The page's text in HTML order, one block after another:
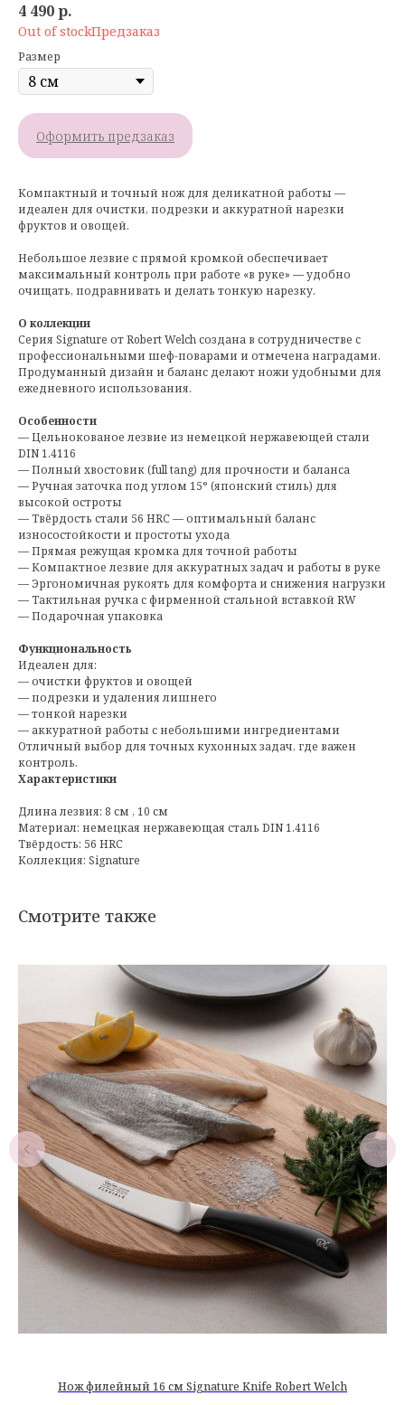
4 490р.
Out of stock
Размер
Оформить предзаказ
Компактный и точный нож для деликатной работы —
идеален для очистки, подрезки и аккуратной нарезки
фруктов и овощей.
Небольшое лезвие с прямой кромкой обеспечивает
максимальный контроль при работе «в руке» — удобно
очищать, подравнивать и делать тонкую нарезку.
О коллекции
Серия Signature от Robert Welch создана в сотрудничестве с
профессиональными шеф-поварами и отмечена наградами.
Продуманный дизайн и баланс делают ножи удобными для
ежедневного использования.
Особенности
— Цельнокованое лезвие из немецкой нержавеющей стали
DIN 1.4116
— Полный хвостовик (full tang) для прочности и баланса
— Ручная заточка под углом 15° (японский стиль) для
высокой остроты
— Твёрдость стали 56 HRC — оптимальный баланс
износостойкости и простоты ухода
— Прямая режущая кромка для точной работы
— Компактное лезвие для аккуратных задач и работы в руке
— Эргономичная рукоять для комфорта и снижения нагрузки
— Тактильная ручка с фирменной стальной вставкой RW
— Подарочная упаковка
Функциональность
Идеален для:
— очистки фруктов и овощей
— подрезки и удаления лишнего
— тонкой нарезки
— аккуратной работы с небольшими ингредиентами
Отличный выбор для точных кухонных задач, где важен
контроль.
Характеристики
Длина лезвия: 8 см , 10 см
Материал: немецкая нержавеющая сталь DIN 1.4116
Твёрдость: 56 HRC
Коллекция: Signature
Смотрите также
Нож филейный 16 см Signature Knife Robert Welch